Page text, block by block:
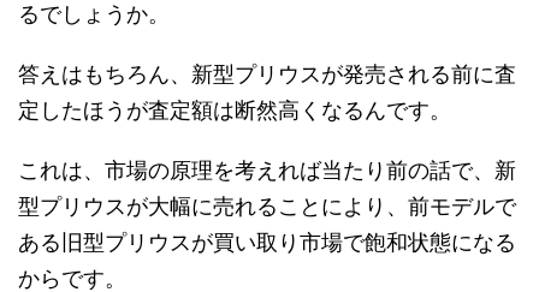
るでしょうか。
答えはもちろん、新型プリウスが発売される前に査
定したほうが査定額は断然高くなるんです。
これは、市場の原理を考えれば当たり前の話で、新
型プリウスが大幅に売れることにより、前モデルで
ある旧型プリウスが買い取り市場で飽和状態になる
からです。